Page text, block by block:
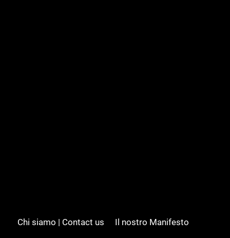
Chi siamo | Contact us
Il nostro Manifesto